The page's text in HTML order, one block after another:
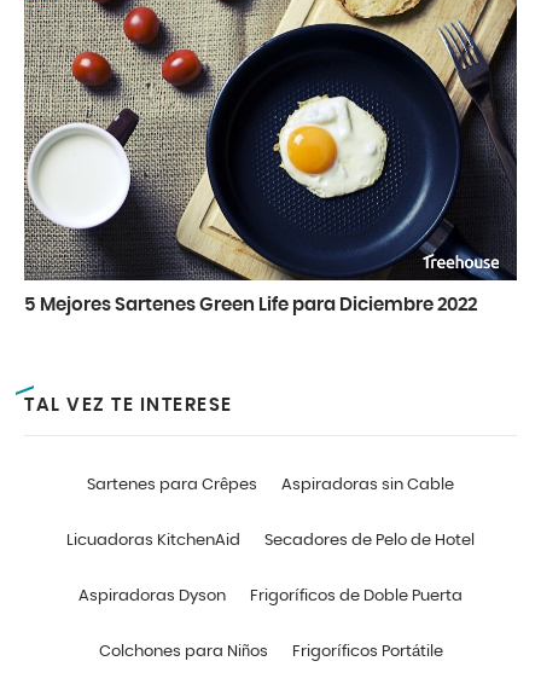
5 Mejores Sartenes Green Life para Diciembre 2022
TAL VEZ TE INTERESE
Sartenes para Crêpes Aspiradoras sin Cable
Licuadoras KitchenAid Secadores de Pelo de Hotel
Aspiradoras Dyson Frigoríficos de Doble Puerta
Colchones para Niños Frigoríficos Portátile